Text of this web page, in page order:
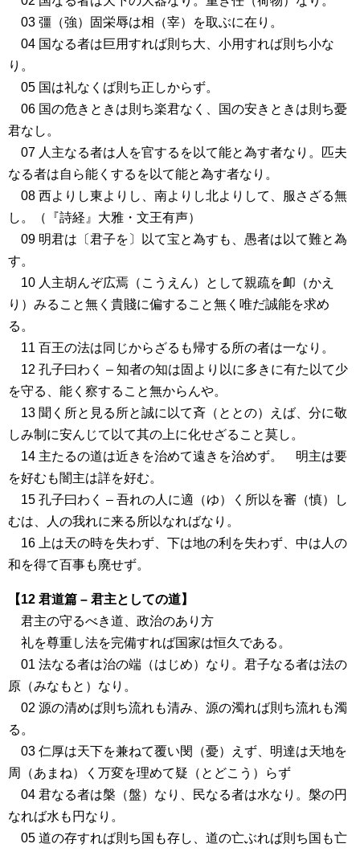
03 彊（強）固栄辱は相（宰）を取ぶに在り。
04 国なる者は巨用すれば則ち大、小用すれば則ち小な
り。
05 国は礼なくば則ち正しからず。
06 国の危きときは則ち楽君なく、国の安きときは則ち憂
君なし。
07 人主なる者は人を官するを以て能と為す者なり。匹夫
なる者は自ら能くするを以て能と為す者なり。
08 西よりし東よりし、南よりし北よりして、服さざる無
し。（『詩経』大雅・文王有声）
09 明君は〔君子を〕以て宝と為すも、愚者は以て難と為
す。
10 人主胡んぞ広焉（こうえん）として親疏を卹（かえ
り）みること無く貴賤に偏すること無く唯だ誠能を求め
る。
11 百王の法は同じからざるも帰する所の者は一なり。
12 孔子曰わく – 知者の知は固より以に多きに有た以て少
を守る、能く察すること無からんや。
13 聞く所と見る所と誠に以て斉（ととの）えば、分に敬
しみ制に安んじて以て其の上に化せざること莫し。
14 主たるの道は近きを治めて遠きを治めず。 明主は要
を好むも闇主は詳を好む。
15 孔子曰わく – 吾れの人に適（ゆ）く所以を審（慎）し
むは、人の我れに来る所以なればなり。
16 上は天の時を失わず、下は地の利を失わず、中は人の
和を得て百事も廃せず。
【12 君道篇 – 君主としての道】
君主の守るべき道、政治のあり方
礼を尊重し法を完備すれば国家は恒久である。
01 法なる者は治の端（はじめ）なり。君子なる者は法の
原（みなもと）なり。
02 源の清めば則ち流れも清み、源の濁れば則ち流れも濁
る。
03 仁厚は天下を兼ねて覆い閔（憂）えず、明達は天地を
周（あまね）く万変を理めて疑（とどこう）らず
04 君なる者は槃（盤）なり、民なる者は水なり。槃の円
なれば水も円なり。
05 道の存すれば則ち国も存し、道の亡ぶれば則ち国も亡